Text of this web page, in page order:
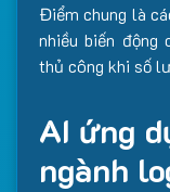
Điểm chung là
nhiều biến
thủ công khi số
AI ứng
ngành